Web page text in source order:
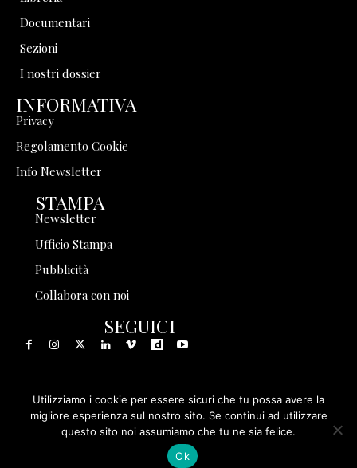
Documentari
Sezioni
I nostri dossier
INFORMATIVA
Privacy
Regolamento Cookie
Info Newsletter
STAMPA
Newsletter
Ufficio Stampa
Pubblicità
Collabora con noi
SEGUICI
© 1999 - 2025 Storia in Rete Srl - Tutti i diritti riservati - P.
IVA 08570971005
Utilizziamo i cookie per essere sicuri che tu possa avere la
migliore esperienza sul nostro sito. Se continui ad utilizzare
questo sito noi assumiamo che tu ne sia felice.
Ok